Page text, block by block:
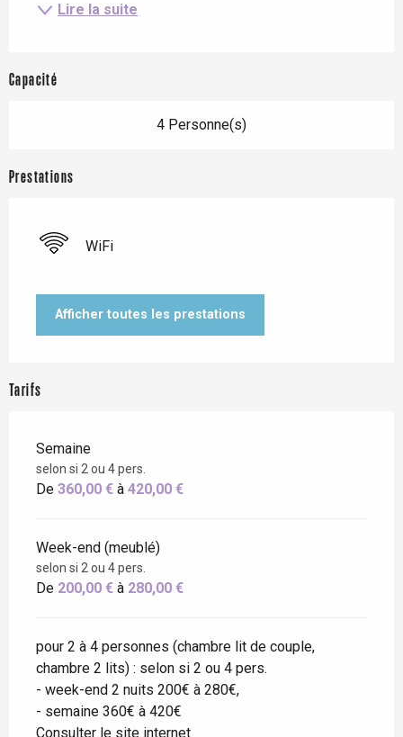
Lire la suite
Capacité
4 Personne(s)
Prestations
WiFi
Afficher toutes les prestations
Tarifs
Semaine
selon si 2 ou 4 pers.
De 360,00 € à 420,00 €
Week-end (meublé)
selon si 2 ou 4 pers.
De 200,00 € à 280,00 €
pour 2 à 4 personnes (chambre lit de couple,
chambre 2 lits) : selon si 2 ou 4 pers.
- week-end 2 nuits 200€ à 280€,
- semaine 360€ à 420€
Consulter le site internet